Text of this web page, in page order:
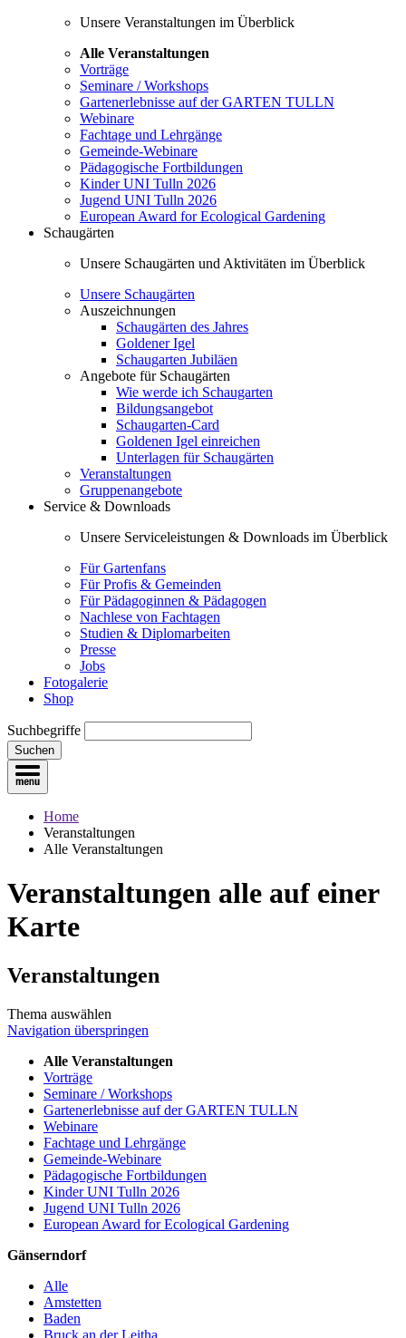
Unsere Veranstaltungen im Überblick
Alle Veranstaltungen
Vorträge
Seminare / Workshops
Gartenerlebnisse auf der GARTEN TULLN
Webinare
Fachtage und Lehrgänge
Gemeinde-Webinare
Pädagogische Fortbildungen
Kinder UNI Tulln 2026
Jugend UNI Tulln 2026
European Award for Ecological Gardening
Schaugärten
Unsere Schaugärten und Aktivitäten im Überblick
Unsere Schaugärten
Auszeichnungen
Schaugärten des Jahres
Goldener Igel
Schaugarten Jubiläen
Angebote für Schaugärten
Wie werde ich Schaugarten
Bildungsangebot
Schaugarten-Card
Goldenen Igel einreichen
Unterlagen für Schaugärten
Veranstaltungen
Gruppenangebote
Service & Downloads
Unsere Serviceleistungen & Downloads im Überblick
Für Gartenfans
Für Profis & Gemeinden
Für Pädagoginnen & Pädagogen
Nachlese von Fachtagen
Studien & Diplomarbeiten
Presse
Jobs
Fotogalerie
Shop
Suchbegriffe
Suchen
Home
Veranstaltungen
Alle Veranstaltungen
Veranstaltungen alle auf einer
Karte
Veranstaltungen
Thema auswählen
Navigation überspringen
Alle Veranstaltungen
Vorträge
Seminare / Workshops
Gartenerlebnisse auf der GARTEN TULLN
Webinare
Fachtage und Lehrgänge
Gemeinde-Webinare
Pädagogische Fortbildungen
Kinder UNI Tulln 2026
Jugend UNI Tulln 2026
European Award for Ecological Gardening
Gänserndorf
Alle
Amstetten
Baden
Bruck an der Leitha